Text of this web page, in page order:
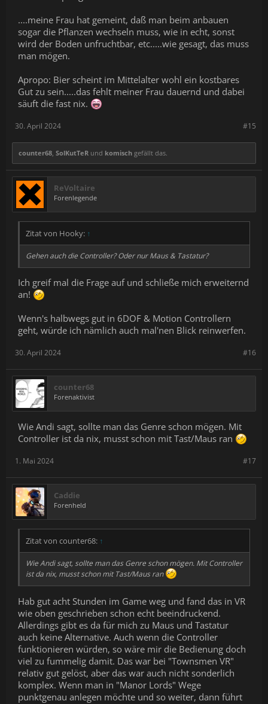
....meine Frau hat gemeint, daß man beim anbauen
sogar die Pflanzen wechseln muss, wie in echt, sonst
wird der Boden unfruchtbar, etc.....wie gesagt, das muss
man mögen.
Apropo: Bier scheint im Mittelalter wohl ein kostbares
Gut zu sein.....das fehlt meiner Frau dauernd und dabei
säuft die fast nix.
#15
30. April 2024
counter68 SolKutTeR und komisch gefällt das.
ReVoltaire
Forenlegende
Zitat von Hooky: ↑
Gehen auch die Controller? Oder nur Maus & Tastatur?
Ich greif mal die Frage auf und schließe mich erweiternd
an!
Wenn's halbwegs gut in 6DOF & Motion Controllern
geht, würde ich nämlich auch mal'nen Blick reinwerfen.
#16
30. April 2024
counter68
Forenaktivist
Wie Andi sagt, sollte man das Genre schon mögen. Mit
Controller ist da nix, musst schon mit Tast/Maus ran
#17
1. Mai 2024
Caddie
Forenheld
Zitat von counter68: ↑
Wie Andi sagt, sollte man das Genre schon mögen. Mit Controller
ist da nix, musst schon mit Tast/Maus ran
Hab gut acht Stunden im Game weg und fand das in VR
wie oben geschrieben schon echt beeindruckend.
Allerdings gibt es da für mich zu Maus und Tastatur
auch keine Alternative. Auch wenn die Controller
funktionieren würden, so wäre mir die Bedienung doch
viel zu fummelig damit. Das war bei "Townsmen VR"
relativ gut gelöst, aber das war auch nicht sonderlich
komplex. Wenn man in "Manor Lords" Wege
punktgenau anlegen möchte und so weiter, dann führt